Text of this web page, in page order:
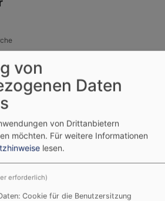
von
Daten
von Drittanbietern
möchten. Für weitere Informationen
lesen.
erforderlich)
Cookie für die Benutzersitzung